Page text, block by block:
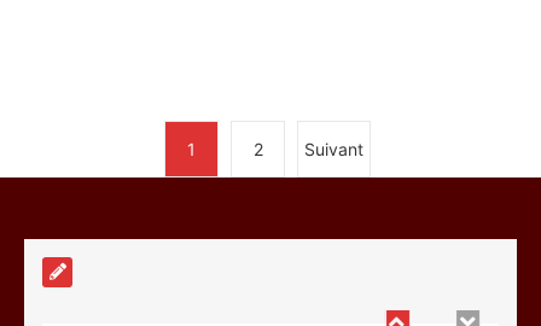
1 2 Suivant
0 10 minutes